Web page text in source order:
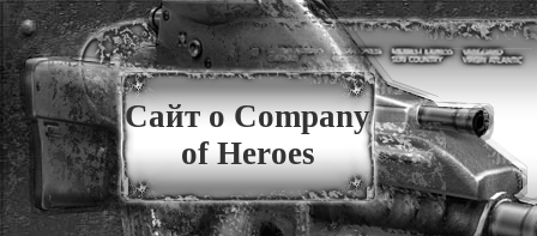
Сайт о Company
of Heroes